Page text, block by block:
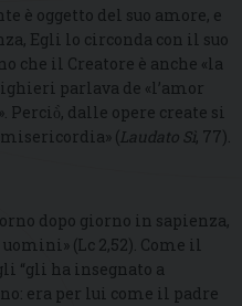
è oggetto del suo amore, e
Egli lo circonda con il suo
che il Creatore è anche «la
parlava de «l’amor
Perciò̀, dalle opere create si
misericordia» (Laudato Sì, 77).
dopo giorno in sapienza,
(Lc 2,52). Come il
“gli ha insegnato a
era per lui come il padre